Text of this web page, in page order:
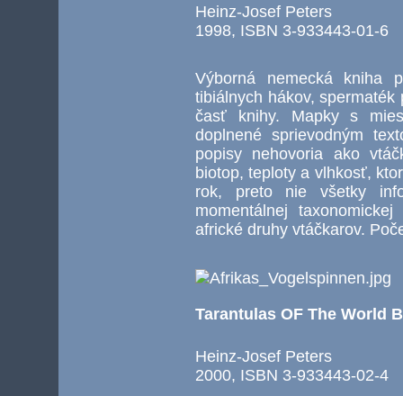
Heinz-Josef Peters
1998, ISBN 3-933443-01-6
Výborná nemecká kniha
tibiálnych hákov,
časť knihy. Mapky s
doplnené sprievodným
popisy nehovoria ako
biotop, teploty a vlhkosť,
rok, preto nie všetky
momentálnej
africké druhy vtáčkarov.
Tarantulas OF The World
Heinz-Josef Peters
2000, ISBN 3-933443-02-4